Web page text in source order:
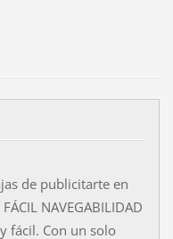
de publicitarte en
NAVEGABILIDAD
fácil. Con un solo